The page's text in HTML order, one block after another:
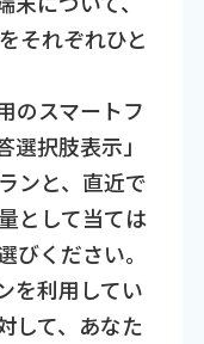
それぞれひと
のスマートフ
選択肢表示」
ンと、直近で
として当ては
びください。
を利用してい
して、あなた